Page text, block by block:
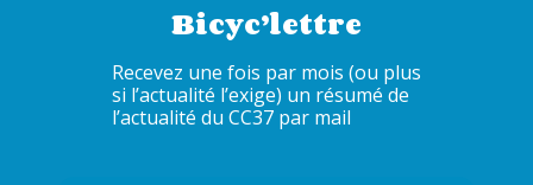
Bicyc’lettre
Recevez une fois par mois (ou plus
si l’actualité l’exige) un résumé de
l’actualité du CC37 par mail